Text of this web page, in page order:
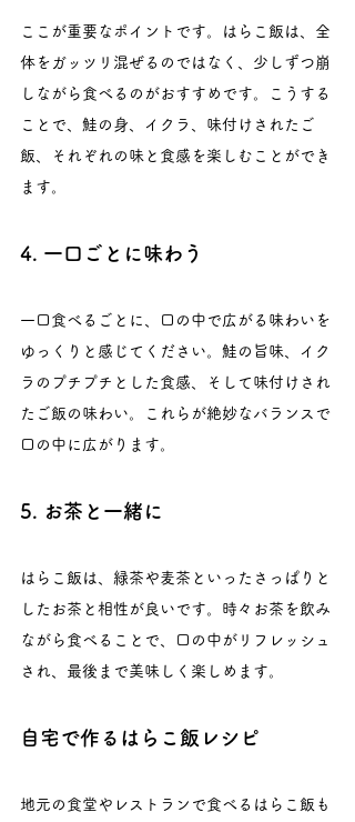
ここが重要なポイントです。はらこ飯は、全
体をガッツリ混ぜるのではなく、少しずつ崩
しながら食べるのがおすすめです。こうする
ことで、鮭の身、イクラ、味付けされたご
飯、それぞれの味と食感を楽しむことができ
ます。
4. 一口ごとに味わう
一口食べるごとに、口の中で広がる味わいを
ゆっくりと感じてください。鮭の旨味、イク
ラのプチプチとした食感、そして味付けされ
たご飯の味わい。これらが絶妙なバランスで
口の中に広がります。
5. お茶と一緒に
はらこ飯は、緑茶や麦茶といったさっぱりと
したお茶と相性が良いです。時々お茶を飲み
ながら食べることで、口の中がリフレッシュ
され、最後まで美味しく楽しめます。
自宅で作るはらこ飯レシピ
地元の食堂やレストランで食べるはらこ飯も